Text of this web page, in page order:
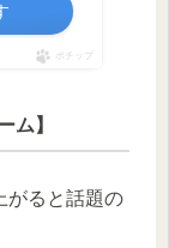
ポチップ
ム】
がると話題の